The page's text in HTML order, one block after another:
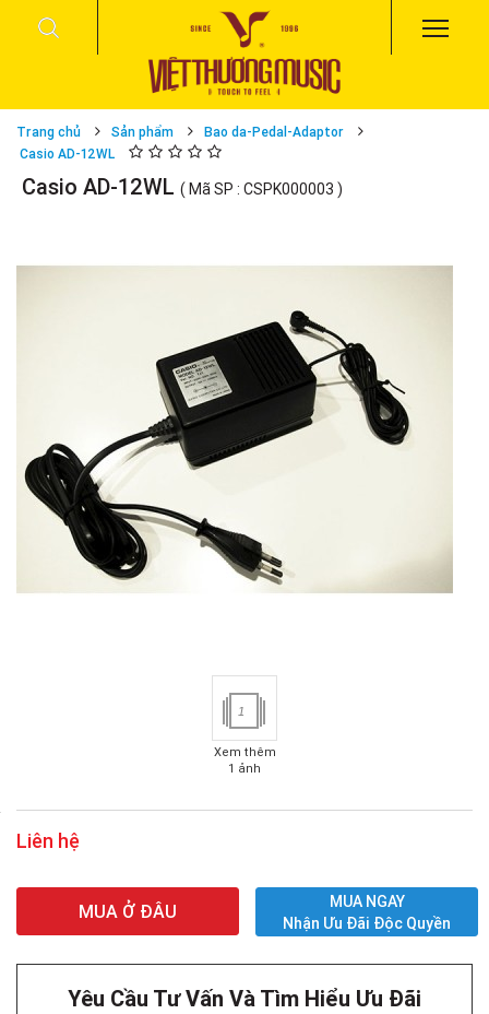
Trang chủ Sản phẩm
Bao da-Pedal-Adaptor
Casio AD-12WL
Casio AD-12WL ( Mã SP : CSPK000003 )
1
Xem thêm
1 ảnh
Liên hệ
MUA Ở ĐÂU
MUA NGAY
Nhận Ưu Đãi Độc Quyền
Yêu Cầu Tư Vấn Và Tìm Hiểu Ưu Đãi